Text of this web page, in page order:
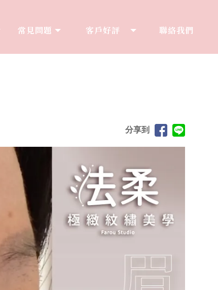
常見問題
客戶好評
聯絡我們
分享到